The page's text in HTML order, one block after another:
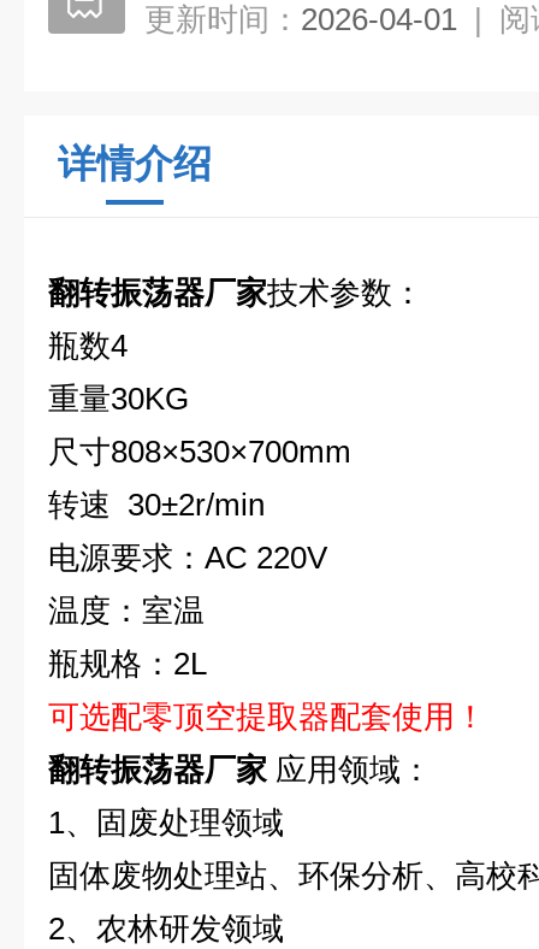
更新时间： 2026-04-01 | 阅
详情介绍
翻转振荡器厂家技术参数：
瓶数4
重量30KG
尺寸808×530×700mm
转速 30±2r/min
电源要求：AC 220V
温度：室温
瓶规格：2L
可选配零顶空提取器配套使用！
翻转振荡器厂家应用领域：
1、固废处理领域
固体废物处理站、环保分析、高校
2、农林研发领域